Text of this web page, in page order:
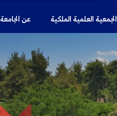
الجمعية العلمية الملكية عن الجامعة